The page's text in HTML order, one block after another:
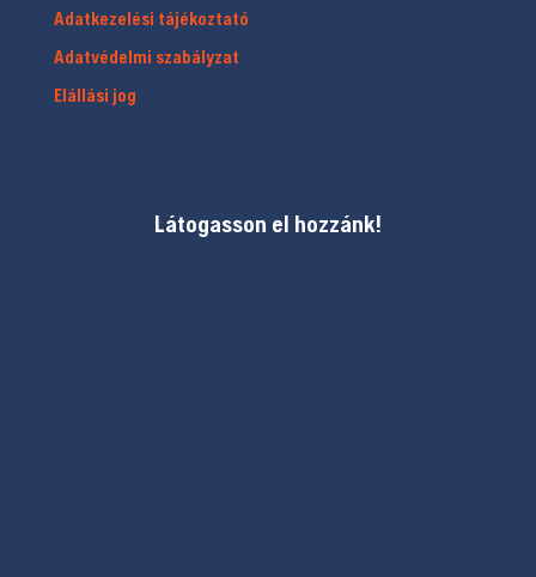
Adatkezelési tájékoztató
Adatvédelmi szabályzat
Elállási jog
Látogasson el hozzánk!